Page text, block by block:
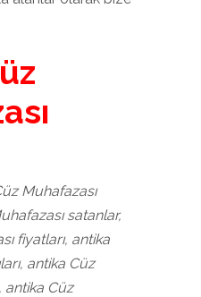
Muhafazası
satanlar,
fiyatları, antika
antika Cüz
antika Cüz